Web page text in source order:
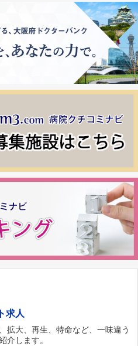
求人
拡大、再生、特命など、一味違う
介します。